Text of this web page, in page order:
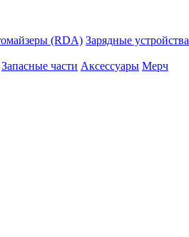
(RDA) Зарядные устройства
Запасные части Аксессуары Мерч